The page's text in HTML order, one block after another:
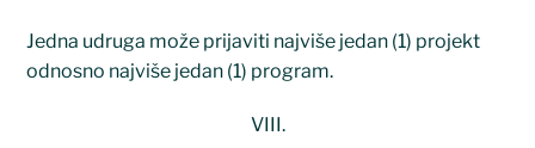
Jedna udruga može prijaviti najviše jedan (1) projekt
odnosno najviše jedan (1) program.
VIII.